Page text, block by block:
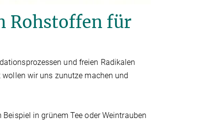
Rohstoffen für
und freien Radikalen
wir uns zunutze machen und
in grünem Tee oder Weintrauben